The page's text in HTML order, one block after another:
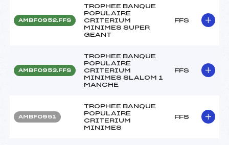
AMBF0952.FFS
TROPHEE BANQUE
POPULAIRE
CRITERIUM
MINIMES SUPER
GEANT
FFS
AMBF0953.FFS
TROPHEE BANQUE
POPULAIRE
CRITERIUM
MINIMES SLALOM 1
MANCHE
FFS
AMBF0951
TROPHEE BANQUE
POPULAIRE
CRITERIUM
MINIMES
FFS